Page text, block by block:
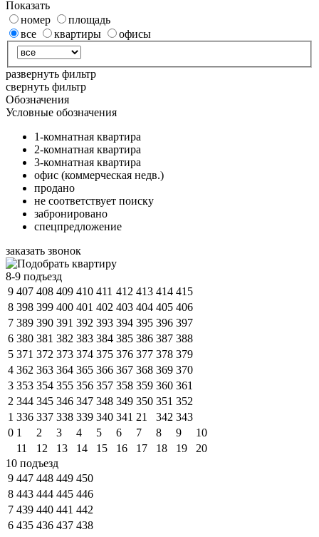
Показать
номер
площадь
все
квартиры офисы
развернуть фильтр
свернуть фильтр
Обозначения
Условные обозначения
1-комнатная квартира
2-комнатная квартира
3-комнатная квартира
офис (коммерческая недв.)
продано
не соответствует поиску
забронировано
спецпредложение
заказать звонок
8-9 подъезд
9 407 408 409 410 411 412 413 414 415
8 398 399 400 401 402 403 404 405 406
7 389 390 391 392 393 394 395 396 397
6 380 381 382 383 384 385 386 387 388
5 371 372 373 374 375 376 377 378 379
4 362 363 364 365 366 367 368 369 370
3 353 354 355 356 357 358 359 360 361
2 344 345 346 347 348 349 350 351 352
1 336 337 338 339 340 341 21 342 343
0 1 2 3 4 5 6 7 8 9
10
11
12 13 14 15 16 17 18 19
20
10 подъезд
9 447 448 449 450
8 443 444 445 446
7 439 440 441 442
6 435 436 437 438